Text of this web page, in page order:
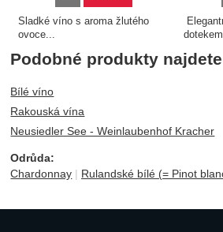
Sladké víno s aroma žlutého
ovoce...
Podobné produkty
Bílé víno
Rakouská vína
Neusiedler See - Weinlaubenhof Kracher
Odrůda:
Chardonnay
Rulandské bílé (= Pinot